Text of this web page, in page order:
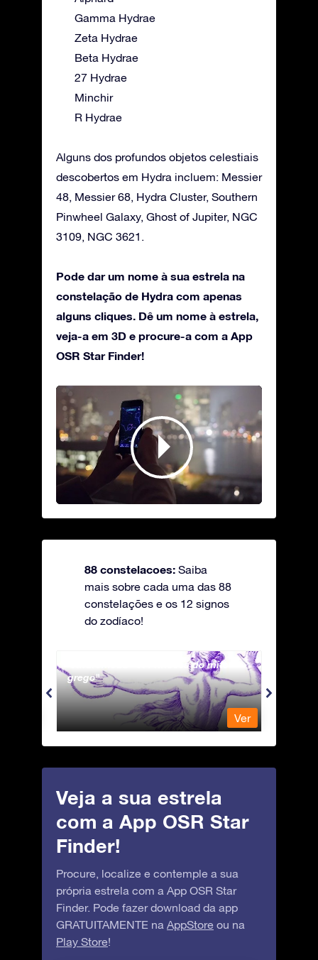
Gamma Hydrae
Zeta Hydrae
Beta Hydrae
27 Hydrae
Minchir
R Hydrae
Alguns dos profundos objetos celestiais
descobertos em Hydra incluem: Messier
48, Messier 68, Hydra Cluster, Southern
Pinwheel Galaxy, Ghost of Jupiter, NGC
3109, NGC 3621.
Pode dar um nome à sua estrela na
constelação de Hydra com apenas
alguns cliques. Dê um nome à estrela,
veja-a em 3D e procure-a com a App
OSR Star Finder!
88 constelacoes: Saiba
mais sobre cada uma das 88
constelações e os 12 signos
do zodíaco!
Andromeda - A Princesa do mito
grego
Ver
Veja a sua estrela
com a App OSR Star
Finder!
Procure, localize e contemple a sua
própria estrela com a App OSR Star
Finder. Pode fazer download da app
GRATUITAMENTE na AppStore ou na
Play Store!